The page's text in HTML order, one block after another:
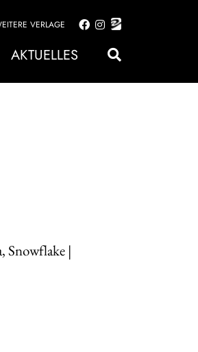
VERLAGE
Zur
springen
Zum
springen
AKTUELLES
Snowflake |